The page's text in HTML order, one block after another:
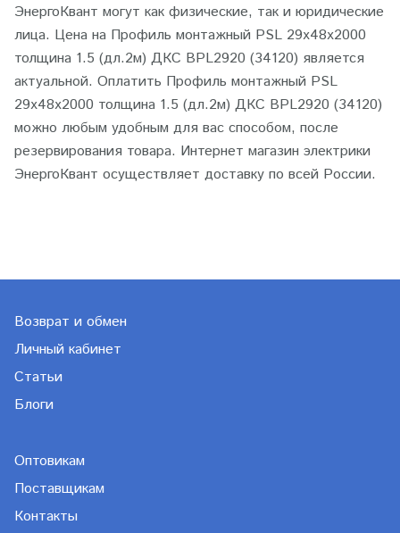
ЭнергоКвант могут как физические, так и юридические
лица. Цена на Профиль монтажный PSL 29х48х2000
толщина 1.5 (дл.2м) ДКС BPL2920 (34120) является
актуальной. Оплатить Профиль монтажный PSL
29х48х2000 толщина 1.5 (дл.2м) ДКС BPL2920 (34120)
можно любым удобным для вас способом, после
резервирования товара. Интернет магазин электрики
ЭнергоКвант осуществляет доставку по всей России.
Возврат и обмен
Личный кабинет
Статьи
Блоги
Оптовикам
Поставщикам
Контакты